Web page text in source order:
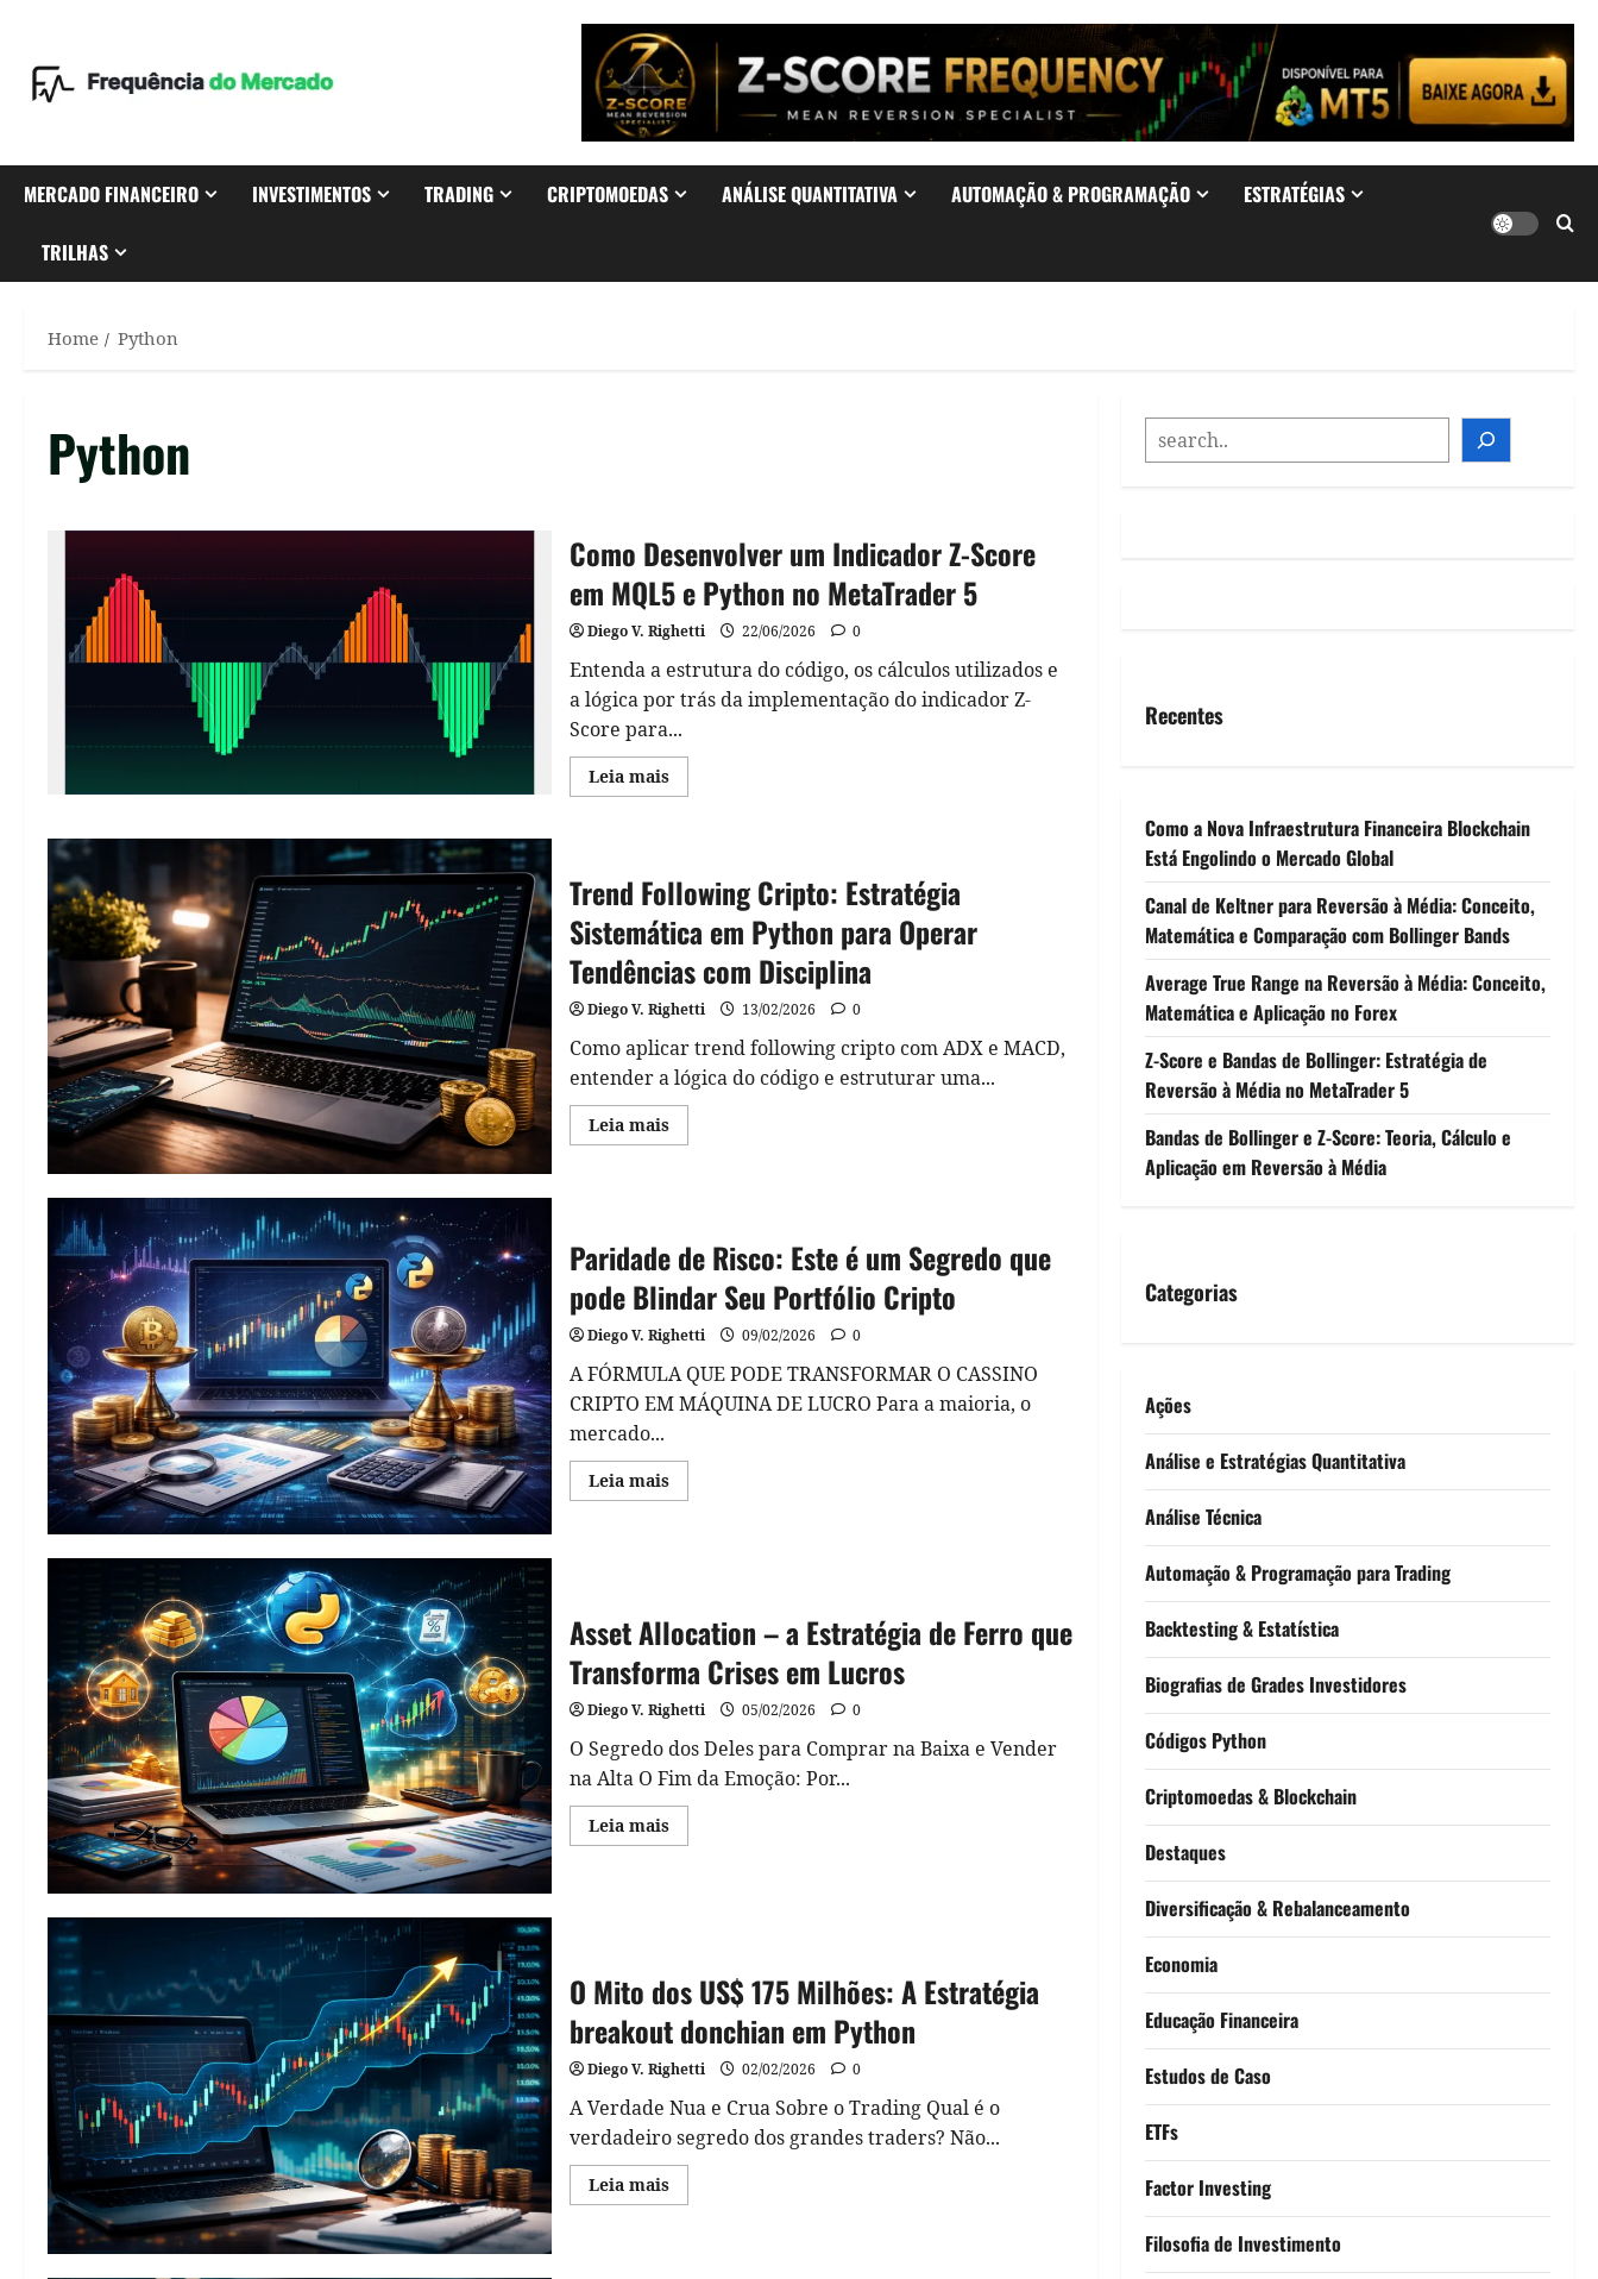
content
MERCADO FINANCEIRO INVESTIMENTOS TRADING CRIPTOMOEDAS ANÁLISE QUANTITATIVA AUTOMAÇÃO & PROGRAMAÇÃO ESTRATÉGIAS
TRILHAS
Home Python
Python
Como Desenvolver um Indicador Z-Score
em MQL5 e Python no MetaTrader 5
Diego V. Righetti 22/06/2026 0
Entenda a estrutura do código, os cálculos utilizados e
a lógica por trás da implementação do indicador Z-
Score para...
Leia maisRead
more
Score
em
MQL5
e
Python
no
MetaTrader
5
Trend Following Cripto: Estratégia
Sistemática em Python para Operar
Tendências com Disciplina
Diego V. Righetti 13/02/2026 0
Como aplicar trend following cripto com ADX e MACD,
entender a lógica do código e estruturar uma...
Leia maisRead
more
em
Python
para
Operar
Tendências
com
Paridade de Risco: Este é um Segredo que
pode Blindar Seu Portfólio Cripto
Diego V. Righetti 09/02/2026 0
A FÓRMULA QUE PODE TRANSFORMAR O CASSINO
CRIPTO EM MÁQUINA DE LUCRO Para a maioria, o
mercado...
Leia maisRead
more
Segredo
que
pode
Blindar
Portfólio
Asset Allocation – a Estratégia de Ferro que
Transforma Crises em Lucros
Diego V. Righetti 05/02/2026 0
O Segredo dos Deles para Comprar na Baixa e Vender
na Alta O Fim da Emoção: Por...
Leia maisRead
more
que
Transforma
Crises
em
Lucros
O Mito dos US$ 175 Milhões: A Estratégia
breakout donchian em Python
Diego V. Righetti 02/02/2026 0
A Verdade Nua e Crua Sobre o Trading Qual é o
verdadeiro segredo dos grandes traders? Não...
Leia maisRead
more
SEARCH
Recentes
Como a Nova Infraestrutura Financeira Blockchain
Está Engolindo o Mercado Global
Canal de Keltner para Reversão à Média: Conceito,
Matemática e Comparação com Bollinger Bands
Average True Range na Reversão à Média: Conceito,
Matemática e Aplicação no Forex
Z-Score e Bandas de Bollinger: Estratégia de
Reversão à Média no MetaTrader 5
Bandas de Bollinger e Z-Score: Teoria, Cálculo e
Aplicação em Reversão à Média
Categorias
Ações
Análise e Estratégias Quantitativa
Análise Técnica
Automação & Programação para Trading
Backtesting & Estatística
Biografias de Grades Investidores
Códigos Python
Criptomoedas & Blockchain
Destaques
Diversificação & Rebalanceamento
Economia
Educação Financeira
Estudos de Caso
ETFs
Factor Investing
Filosofia de Investimento